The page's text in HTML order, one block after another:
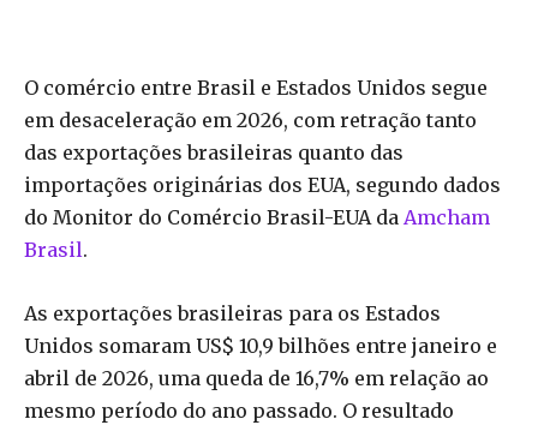
O comércio entre Brasil e Estados Unidos segue
em desaceleração em 2026, com retração tanto
das exportações brasileiras quanto das
importações originárias dos EUA, segundo dados
do Monitor do Comércio Brasil-EUA da Amcham
Brasil.
As exportações brasileiras para os Estados
Unidos somaram US$ 10,9 bilhões entre janeiro e
abril de 2026, uma queda de 16,7% em relação ao
mesmo período do ano passado. O resultado